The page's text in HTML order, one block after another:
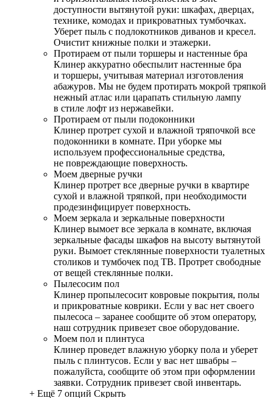
доступности вытянутой руки: шкафах, дверцах,
технике, комодах и прикроватных тумбочках.
Уберет пыль с подлокотников диванов и кресел.
Очистит книжные полки и этажерки.
Протираем от пыли торшеры и настенные бра
Клинер аккуратно обеспылит настенные бра
и торшеры, учитывая материал изготовления
абажуров. Мы не будем протирать мокрой тряпкой
нежный атлас или царапать стильную лампу
в стиле лофт из нержавейки.
Протираем от пыли подоконники
Клинер протрет сухой и влажной тряпочкой все
подоконники в комнате. При уборке мы
используем профессиональные средства,
не повреждающие поверхность.
Моем дверные ручки
Клинер протрет все дверные ручки в квартире
сухой и влажной тряпкой, при необходимости
продезинфицирует поверхность.
Моем зеркала и зеркальные поверхности
Клинер вымоет все зеркала в комнате, включая
зеркальные фасады шкафов на высоту вытянутой
руки. Вымоет стеклянные поверхности туалетных
столиков и тумбочек под ТВ. Протрет свободные
от вещей стеклянные полки.
Пылесосим пол
Клинер пропылесосит ковровые покрытия, полы
и прикроватные коврики. Если у вас нет своего
пылесоса – заранее сообщите об этом оператору,
наш сотрудник привезет свое оборудование.
Моем пол и плинтуса
Клинер проведет влажную уборку пола и уберет
пыль с плинтусов. Если у вас нет швабры –
пожалуйста, сообщите об этом при оформлении
заявки. Сотрудник привезет свой инвентарь.
+ Ещё 7 опций Скрыть